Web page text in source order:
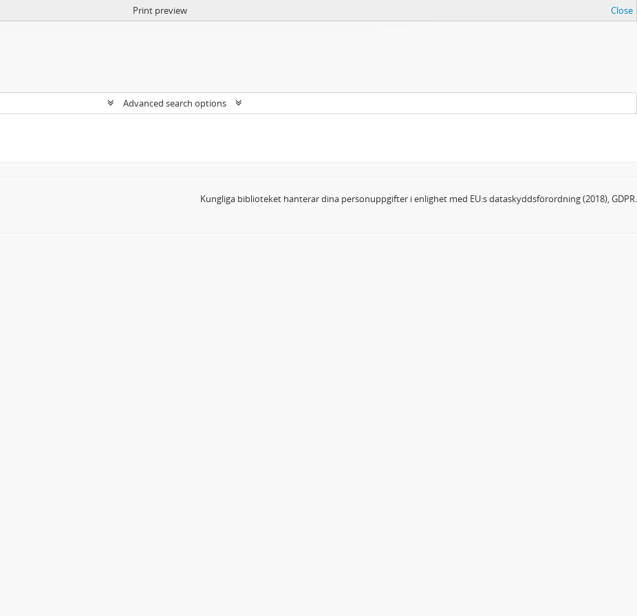
Print preview Close
Advanced search options
Kungliga biblioteket hanterar dina personuppgifter i enlighet med EU:s dataskyddsförordning (2018), GDPR.